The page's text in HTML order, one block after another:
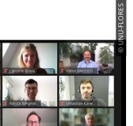
© UNU-FLORES